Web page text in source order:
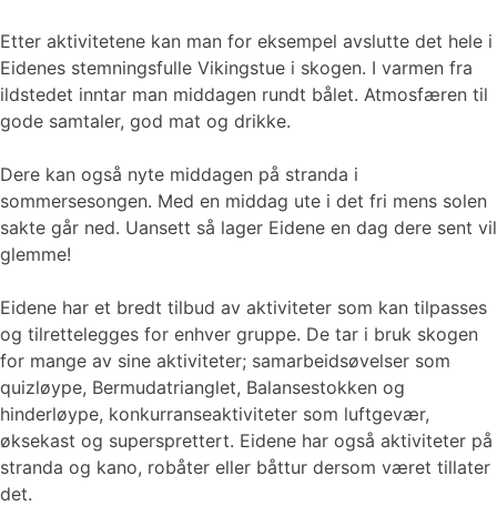
Etter aktivitetene kan man for eksempel avslutte det hele i
Eidenes stemningsfulle Vikingstue i skogen. I varmen fra
ildstedet inntar man middagen rundt bålet. Atmosfæren til
gode samtaler, god mat og drikke.
Dere kan også nyte middagen på stranda i
sommersesongen. Med en middag ute i det fri mens solen
sakte går ned. Uansett så lager Eidene en dag dere sent vil
glemme!
Eidene har et bredt tilbud av aktiviteter som kan tilpasses
og tilrettelegges for enhver gruppe. De tar i bruk skogen
for mange av sine aktiviteter; samarbeidsøvelser som
quizløype, Bermudatrianglet, Balansestokken og
hinderløype, konkurranseaktiviteter som luftgevær,
øksekast og supersprettert. Eidene har også aktiviteter på
stranda og kano, robåter eller båttur dersom været tillater
det.